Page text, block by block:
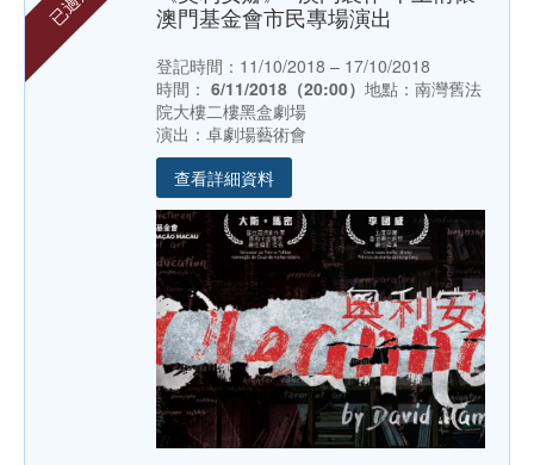
澳門基金會市民專場演出
登記時間：11/10/2018 – 17/10/2018
時間： 6/11/2018（20:00） 地點：南灣舊法
院大樓二樓黑盒劇場
演出：卓劇場藝術會
查看詳細資料